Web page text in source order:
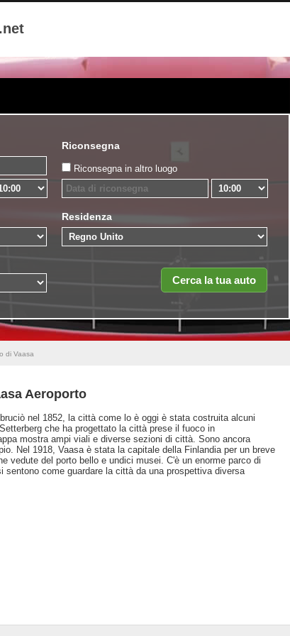
Riconsegna
Riconsegna in altro luogo
Residenza
di Vaasa
Aeroporto
nel 1852, la città come lo è oggi è stata costruita alcuni
che ha progettato la città prese il fuoco in
mostra ampi viali e diverse sezioni di città. Sono ancora
Nel 1918, Vaasa è stata la capitale della Finlandia per un breve
vedute del porto bello e undici musei. C'è un enorme parco di
sentono come guardare la città da una prospettiva diversa